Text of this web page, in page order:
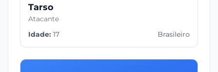
Tarso
Atacante
Idade: 17 Brasileiro